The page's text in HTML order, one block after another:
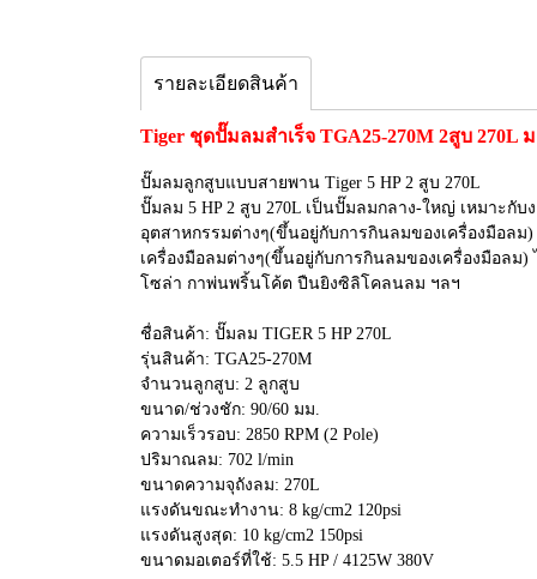
รายละเอียดสินค้า
Tiger ชุดปั๊มลมสำเร็จ TGA25-270M 2สูบ 270L ม
ปั๊มลมลูกสูบแบบสายพาน Tiger 5 HP 2 สูบ 270L
ปั๊มลม 5 HP 2 สูบ 270L เป็นปั๊มลมกลาง-ใหญ่ เหมาะกั
อุตสาหกรรมต่างๆ(ขึ้นอยู่กับการกินลมของเครื่องมือลม)
เครื่องมือลมต่างๆ(ขึ้นอยู่กับการกินลมของเครื่องมือล
โซล่า กาพ่นพริ้นโค้ต ปืนยิงซิลิโคลนลม ฯลฯ
ชื่อสินค้า: ปั๊มลม TIGER 5 HP 270L
รุ่นสินค้า: TGA25-270M
จำนวนลูกสูบ: 2 ลูกสูบ
ขนาด/ช่วงชัก: 90/60 มม.
ความเร็วรอบ: 2850 RPM (2 Pole)
ปริมาณลม: 702 l/min
ขนาดความจุถังลม: 270L
แรงดันขณะทำงาน: 8 kg/cm2 120psi
แรงดันสูงสุด: 10 kg/cm2 150psi
ขนาดมอเตอร์ที่ใช้: 5.5 HP / 4125W 380V